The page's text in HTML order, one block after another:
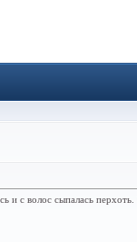
волос сыпалась